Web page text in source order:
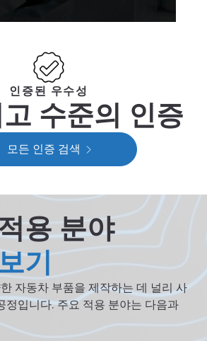
인증된 우수성
수준의 인증
모든 인증 검색
용 분야
기
자동차 부품을 제작하는 데 널리 사
정입니다. 주요 적용 분야는 다음과